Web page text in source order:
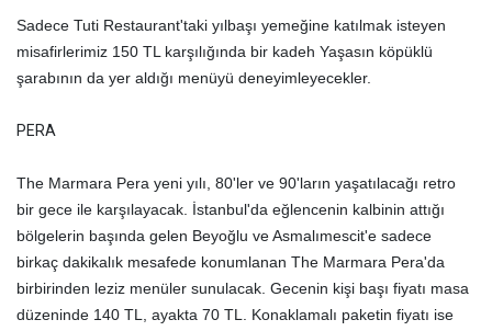
Sadece Tuti Restaurant'taki yılbaşı yemeğine katılmak isteyen
misafirlerimiz 150 TL karşılığında bir kadeh Yaşasın köpüklü
şarabının da yer aldığı menüyü deneyimleyecekler.
PERA
The Marmara Pera yeni yılı, 80'ler ve 90'ların yaşatılacağı retro
bir gece ile karşılayacak. İstanbul'da eğlencenin kalbinin attığı
bölgelerin başında gelen Beyoğlu ve Asmalımescit'e sadece
birkaç dakikalık mesafede konumlanan The Marmara Pera'da
birbirinden leziz menüler sunulacak. Gecenin kişi başı fiyatı masa
düzeninde 140 TL, ayakta 70 TL. Konaklamalı paketin fiyatı ise